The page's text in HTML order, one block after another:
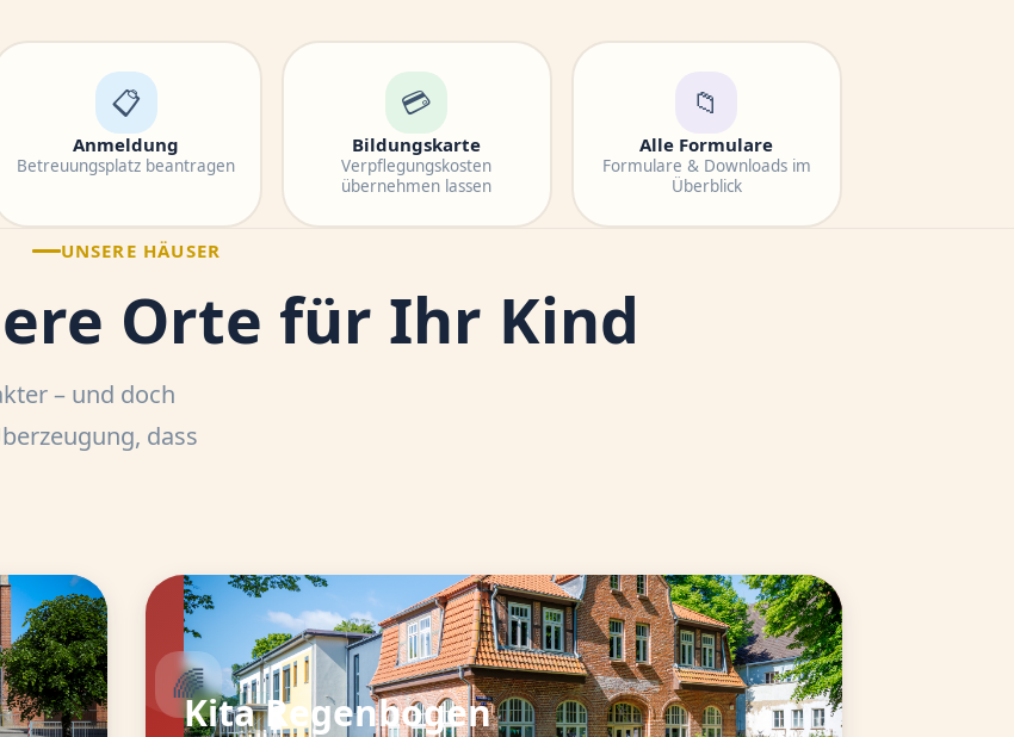
📋
Anmeldung
Betreuungsplatz beantragen
💳
Bildungskarte
Verpflegungskosten
übernehmen lassen
📁
Alle Formulare
Formulare & Downloads im
Überblick
UNSERE HÄUSER
Orte für Ihr Kind
– und doch
dass
🌈
Kita Regenbogen